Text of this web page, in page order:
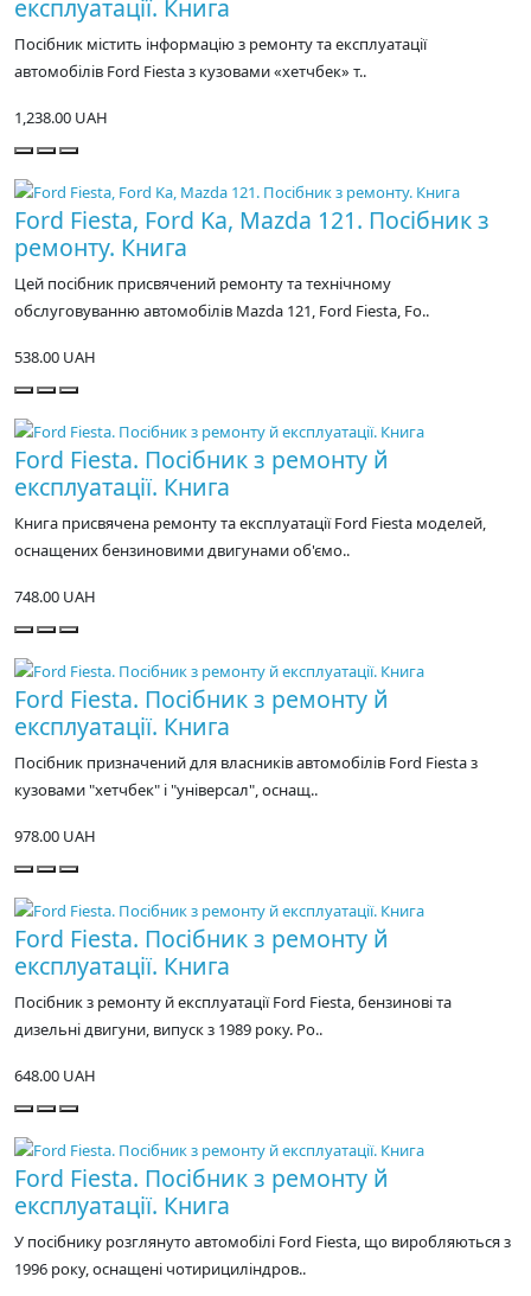
експлуатації. Книга
Посібник містить інформацію з ремонту та експлуатації
автомобілів Ford Fiesta з кузовами «хетчбек» т..
1,238.00 UAH
Ford Fiesta, Ford Ka, Mazda 121. Посібник з
ремонту. Книга
Цей посібник присвячений ремонту та технічному
обслуговуванню автомобілів Mazda 121, Ford Fiesta, Fo..
538.00 UAH
Ford Fiesta. Посібник з ремонту й
експлуатації. Книга
Книга присвячена ремонту та експлуатації Ford Fiesta моделей,
оснащених бензиновими двигунами об'ємо..
748.00 UAH
Ford Fiesta. Посібник з ремонту й
експлуатації. Книга
Посібник призначений для власників автомобілів Ford Fiesta з
кузовами "хетчбек" і "універсал", оснащ..
978.00 UAH
Ford Fiesta. Посібник з ремонту й
експлуатації. Книга
Посібник з ремонту й експлуатації Ford Fiesta, бензинові та
дизельні двигуни, випуск з 1989 року. Ро..
648.00 UAH
Ford Fiesta. Посібник з ремонту й
експлуатації. Книга
У посібнику розглянуто автомобілі Ford Fiesta, що виробляються з
1996 року, оснащені чотирициліндров..